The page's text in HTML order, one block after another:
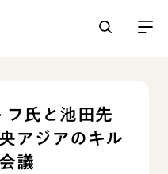
フ氏と池田先
アジアのキル
議